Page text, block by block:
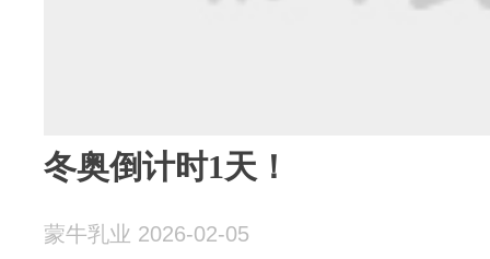
冬奥倒计时1天！
蒙牛乳业 2026-02-05